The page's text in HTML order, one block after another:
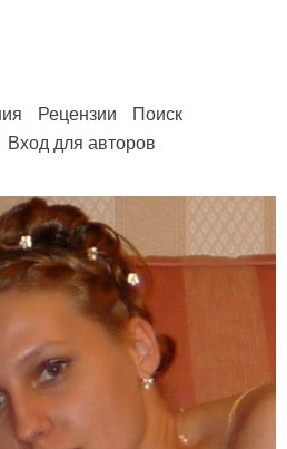
Рецензии
Поиск
Вход для авторов